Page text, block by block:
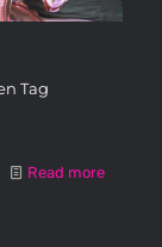
Tag
Read more